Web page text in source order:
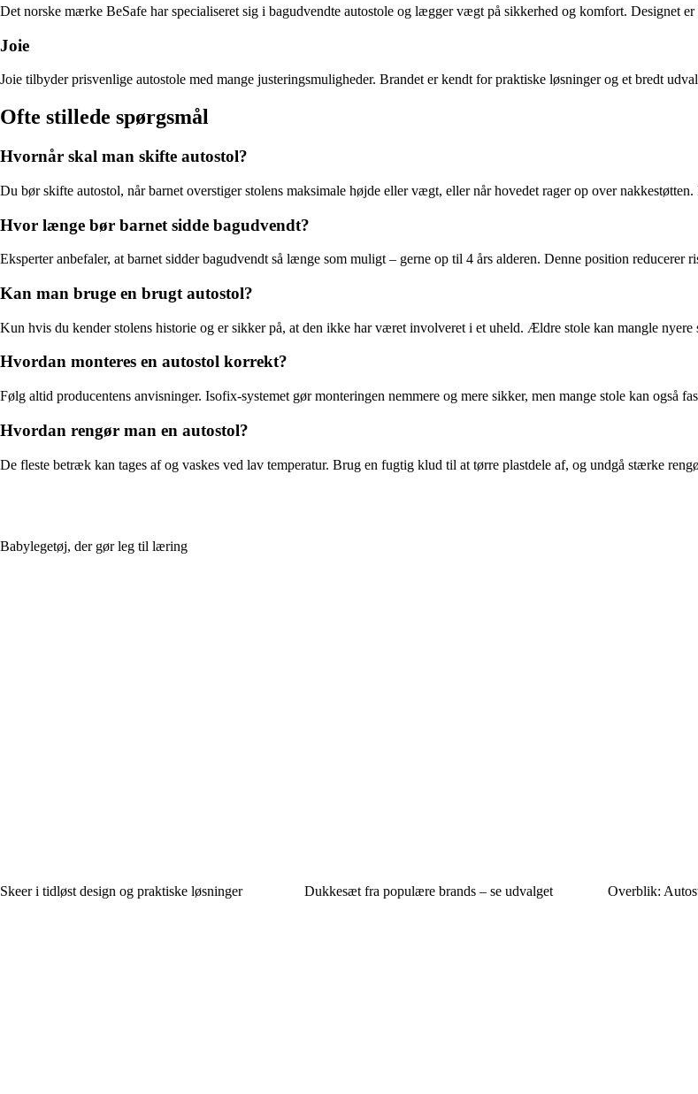
Det norske mærke BeSafe har specialiseret sig i bagudvendte autostole og lægger vægt på sikkerhed og komfort. Designet
Joie
Joie tilbyder prisvenlige autostole med mange justeringsmuligheder. Brandet er kendt for praktiske løsninger og et bredt
Ofte stillede spørgsmål
Hvornår skal man skifte autostol?
Du bør skifte autostol, når barnet overstiger stolens maksimale højde eller vægt, eller når hovedet rager op over
Hvor længe bør barnet sidde bagudvendt?
Eksperter anbefaler, at barnet sidder bagudvendt så længe som muligt – gerne op til 4 års alderen. Denne position reducerer
Kan man bruge en brugt autostol?
Kun hvis du kender stolens historie og er sikker på, at den ikke har været involveret i et uheld. Ældre stole kan mangle
Hvordan monteres en autostol korrekt?
Følg altid producentens anvisninger. Isofix-systemet gør monteringen nemmere og mere sikker, men mange stole kan også
Hvordan rengør man en autostol?
De fleste betræk kan tages af og vaskes ved lav temperatur. Brug en fugtig klud til at tørre plastdele af, og undgå stærke
Babylegetøj, der gør leg til læring
Skeer i tidløst design og praktiske løsninger Dukkesæt fra populære brands – se udvalget Overblik: